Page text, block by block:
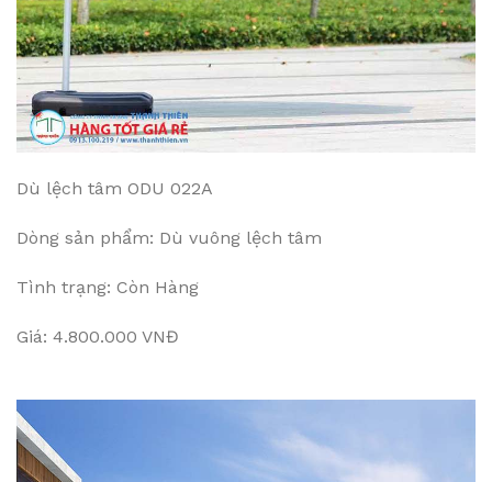
Dù lệch tâm ODU 022A
Dòng sản phẩm: Dù vuông lệch tâm
Tình trạng: Còn Hàng
Giá: 4.800.000 VNĐ